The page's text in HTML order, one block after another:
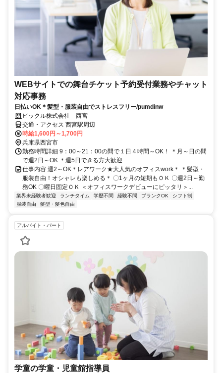
WEBサイトでの舞台チケット予約受付業務やチャット
対応事務
日払いOK＊髪型・服装自由でストレスフリー/pumdinw
ピックル株式会社 西宮
交通・アクセス 西宮駅周辺
時給1,600円～1,700円
兵庫県西宮市
勤務時間詳細 9：00～21：00の間で１日４時間～OK！ ＊月～日の間
で週2日～OK ＊週5日できる方大歓迎
仕事内容 週2～OK＊レアワーク★大人気のオフィスwork＊ ＊髪型・
服装自由！オシャレも楽しめる＊ 〇1ヶ月の短期もＯＫ 〇週2日～勤
務OK 〇曜日固定ＯＫ ＜オフィスワークデビューにピッタリ＞...
業界未経験者歓迎 ランチタイム 学歴不問 経験不問 ブランクOK
シフト制
服装自由
髪型・髪色自由
アルバイト・パート
学童の学童・児童館指導員